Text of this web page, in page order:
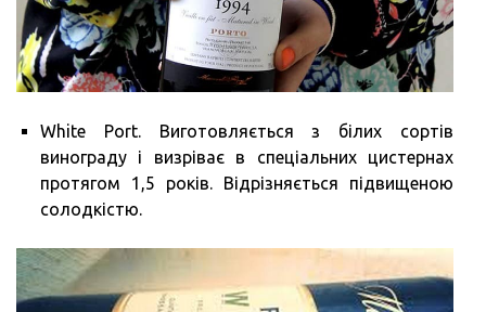
White Port. Виготовляється з білих сортів
винограду і визріває в спеціальних цистернах
протягом 1,5 років. Відрізняється підвищеною
солодкістю.